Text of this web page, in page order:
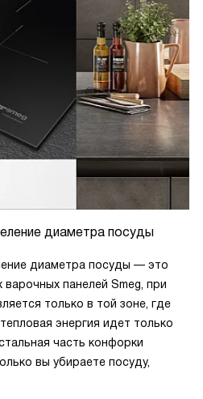
диаметра посуды
диаметра посуды — это
варочных панелей Smeg, при
только в той зоне, где
энергия идет только
часть конфорки
вы убираете посуду,